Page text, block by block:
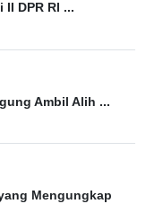
DPR RI ...
Ambil Alih ...
Mengungkap